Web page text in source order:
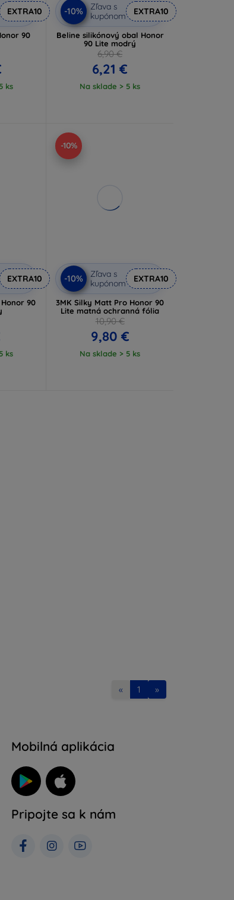
EXTRA10
90
ks
-10%
Zľava s
kupónom
EXTRA10
Beline silikónový obal Honor
90 Lite modrý
6,90 €
6,21 €
Na sklade > 5 ks
EXTRA10
90
ks
-10%
-10%
Zľava s
kupónom
EXTRA10
3MK Silky Matt Pro Honor 90
Lite matná ochranná fólia
10,90 €
9,80 €
Na sklade > 5 ks
« 1 »
Mobilná aplikácia
Pripojte sa k nám